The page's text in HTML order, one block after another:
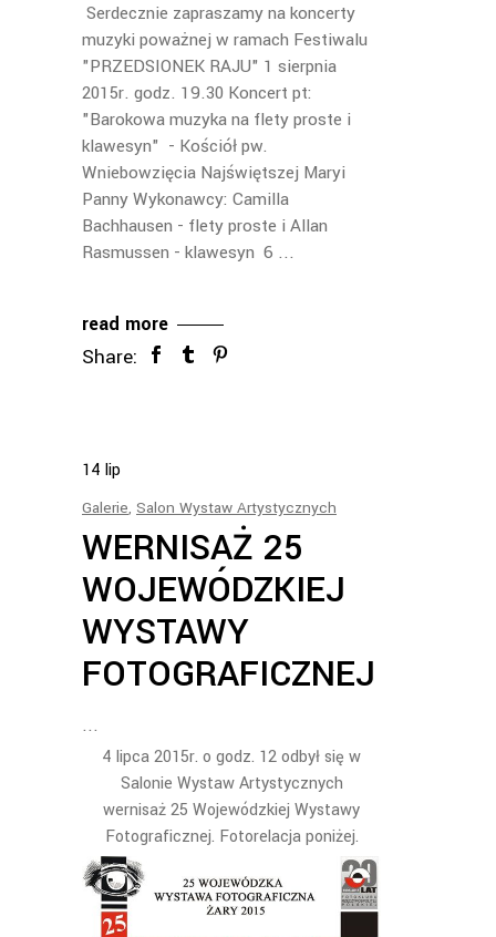
Serdecznie zapraszamy na koncerty
muzyki poważnej w ramach Festiwalu
"PRZEDSIONEK RAJU" 1 sierpnia
2015r. godz. 19.30 Koncert pt:
"Barokowa muzyka na flety proste i
klawesyn" - Kościół pw.
Wniebowzięcia Najświętszej Maryi
Panny Wykonawcy: Camilla
Bachhausen - flety proste i Allan
Rasmussen - klawesyn 6
read more
Share:
14 lip
Galerie, Salon Wystaw Artystycznych
WERNISAŻ 25
WOJEWÓDZKIEJ
WYSTAWY
FOTOGRAFICZNEJ
4 lipca 2015r. o godz. 12 odbył się w
Salonie Wystaw Artystycznych
wernisaż 25 Wojewódzkiej Wystawy
Fotograficznej. Fotorelacja poniżej.